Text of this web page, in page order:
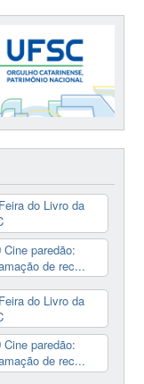
Feira do Livro da
Cine paredão:
de rec...
Feira do Livro da
Cine paredão:
de rec...